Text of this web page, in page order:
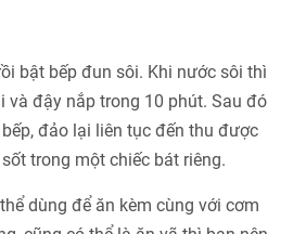
bật bếp đun sôi. Khi nước sôi thì
và đậy nắp trong 10 phút. Sau đó
đảo lại liên tục đến thu được
trong một chiếc bát riêng.
dùng để ăn kèm cùng với cơm